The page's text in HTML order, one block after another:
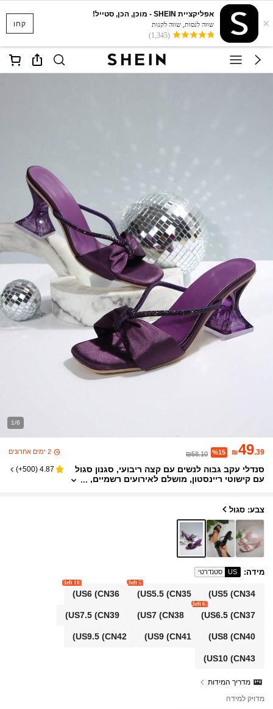
קחו ×
אפליקציית SHEIN - מוכן, הכן, סטייל!
שווה לנסות, שווה לקנות
(1,345)
1/6
₪49.39
%15
₪58.10 2 ימים אחרונים
סנדלי עקב גבוה לנשים עם קצה ריבועי, סגנון סגול
עם קישוטי ריינסטון, מושלם לאירועים רשמיים,
4.87
(
500+
)
צבע: סגול
מידה:
US סטנדרטי
US5 (CN34)
US5.5(CN35)
5 left
US6 (CN36)
10 left
US6.5 (CN37)
6 left
US7(CN38)
US7.5 (CN39)
US8 (CN40)
US9(CN41)
US9.5 (CN42)
US10 (CN43)
מדריך המידות
מדויק למידה